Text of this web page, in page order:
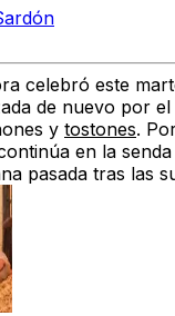
celebró este
de nuevo por el
y tostones.
en la
pasada tras las